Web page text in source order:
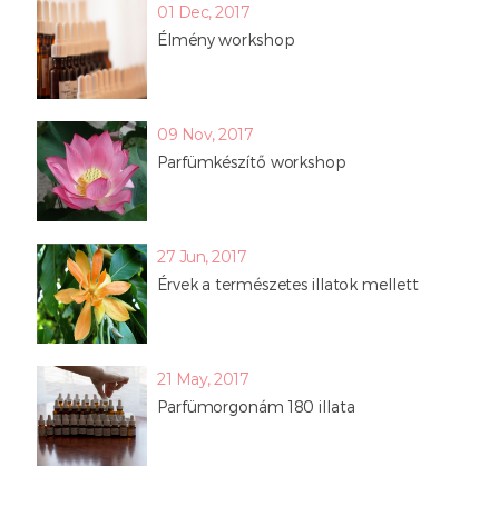
01 Dec, 2017
Élmény workshop
09 Nov, 2017
Parfümkészítő workshop
27 Jun, 2017
Érvek a természetes illatok mellett
21 May, 2017
Parfümorgonám 180 illata